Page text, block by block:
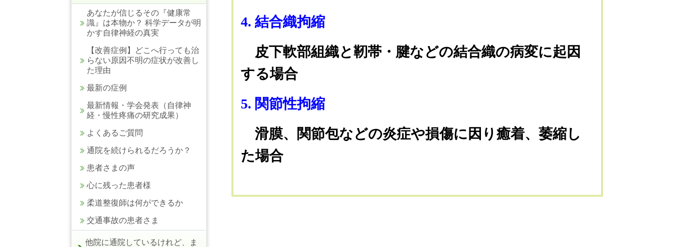
4. 結合織拘縮
皮下軟部組織と靭帯・腱などの結合織の病変に起因
する場合
5. 関節性拘縮
滑膜、関節包などの炎症や損傷に因り癒着、萎縮し
た場合
あなたが信じるその『健康常
識』は本物か？ 科学データが明
かす自律神経の真実
【改善症例】どこへ行っても治
らない原因不明の症状が改善し
た理由
最新の症例
最新情報・学会発表（自律神
経・慢性疼痛の研究成果）
よくあるご質問
通院を続けられるだろうか？
患者さまの声
心に残った患者様
柔道整復師は何ができるか
交通事故の患者さま
他院に通院しているけれど、ま